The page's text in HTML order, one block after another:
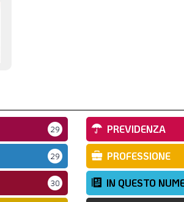
29 PREVIDENZA
29 PROFESSIONE
30 IN QUESTO